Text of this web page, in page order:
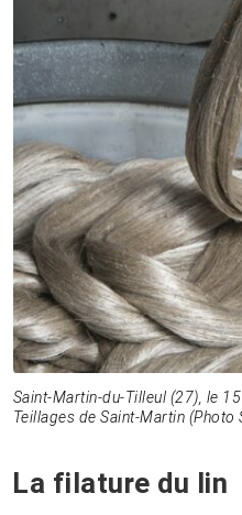
Saint-Martin-du-Tilleul (27), le
Teillages de Saint-Martin (Photo
La filature du lin